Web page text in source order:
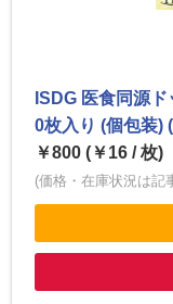
ISDG 医食同源
0枚入り (個包装)
￥800 (￥16 / 枚)
(価格・在庫状況は記